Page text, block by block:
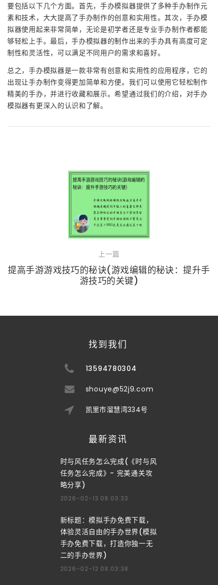
要包括以下几个方面。首先，手办模拟器提供了多种手办制作元
素和技术，大大提高了手办制作的创意和实用性。其次，手办模
拟器使用起来非常简单，无论是初学者还是专业手办制作者都能
够轻松上手。最后，手办模拟器的制作出来的手办具有高度可定
制性和灵活性，可以满足不同用户的需求和喜好。
总之，手办模拟器是一款非常有创意和实用性的应用程序，它的
出现让手办制作变得更加简单和方便。我们可以使用它轻松制作
精美的手办，并进行收藏和展示。希望通过我们的介绍，对手办
模拟器有更深入的认识和了解。
上一篇
提高手游游戏技巧的秘诀(游戏编辑的秘诀：提升手
游技巧的关键)
找到我们
13594780304
shouye@52j9.com
凯里市溜慧湾334号
最新资讯
时与风任务怎么完成(《时与风
任务怎么完成》- 完美通关攻
略分享)
2026-02-13 08:03:33
新标题：模拟手办免费下载，
体验灵活自由的手办世界(模拟
手办免费下载，打造你独一无
二的手办世界)
2026-02-12 08:03:38